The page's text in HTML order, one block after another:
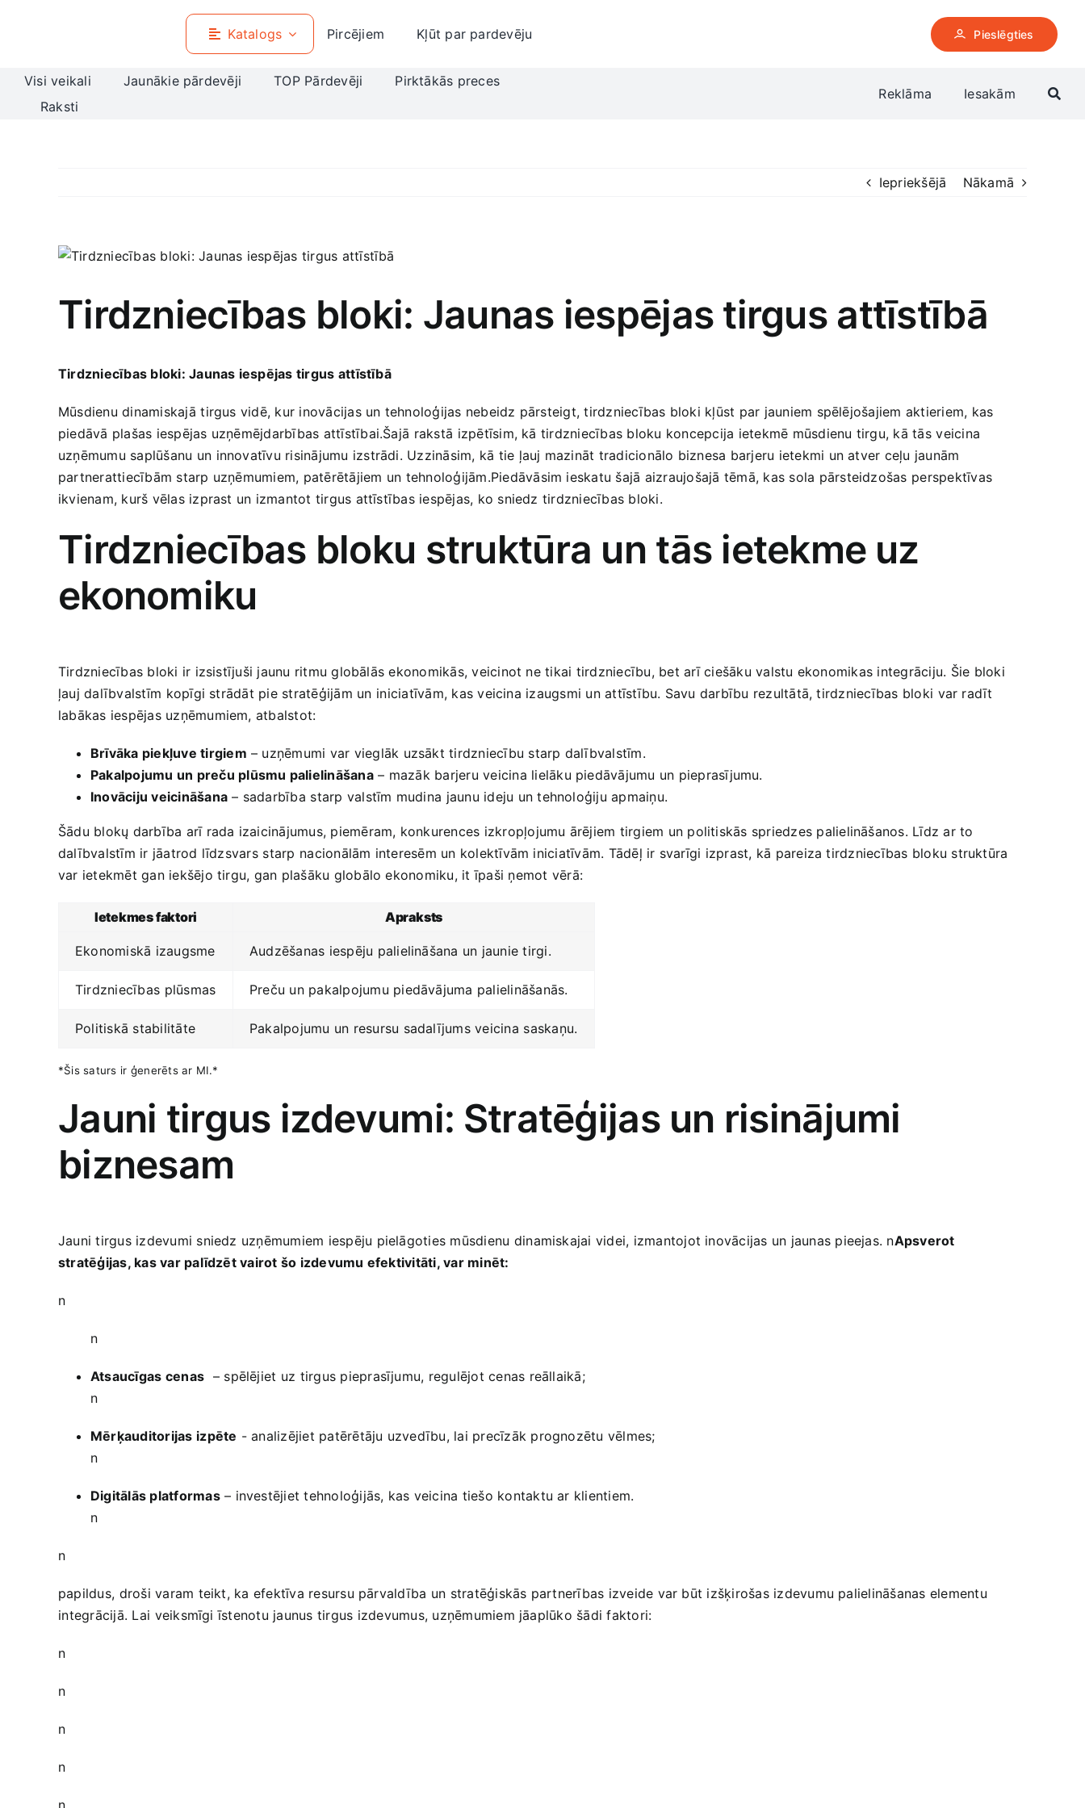
Katalogs Pircējiem Kļūt par pardevēju Pieslēgties
Visi veikali Jaunākie pārdevēji TOP Pārdevēji
Pirktākās preces
Raksti
Reklāma Iesakām
Iepriekšējā Nākamā
View
Image
Tirdzniecības bloki: Jaunas iespējas tirgus attīstībā
Tirdzniecības bloki: Jaunas iespējas tirgus ⁢attīstībā
Mūsdienu ‌dinamiskajā⁤ tirgus vidē, kur inovācijas​ un tehnoloģijas nebeidz pārsteigt, tirdzniecības bloki kļūst par jauniem spēlējošajiem aktieriem,⁣ kas
piedāvā plašas iespējas uzņēmējdarbības attīstībai.Šajā⁣ rakstā ⁢izpētīsim, kā tirdzniecības bloku ⁢koncepcija ietekmē mūsdienu tirgu, kā‍ tās ⁤veicina
uzņēmumu​ saplūšanu ⁢un innovatīvu risinājumu izstrādi. Uzzināsim, kā tie ļauj mazināt tradicionālo biznesa barjeru ​ietekmi un atver ceļu ​jaunām
partnerattiecībām starp uzņēmumiem, patērētājiem un⁢ tehnoloģijām.Piedāvāsim ieskatu šajā aizraujošajā ⁣tēmā, kas ‍sola pārsteidzošas ⁢perspektīvas
ikvienam, kurš ‍vēlas izprast un izmantot tirgus attīstības iespējas, ko sniedz ‌tirdzniecības bloki.
Tirdzniecības bloku​ struktūra un tās ietekme⁣ uz
ekonomiku
Tirdzniecības bloki ir izsistījuši jaunu ritmu globālās ekonomikās,‍ veicinot ne tikai tirdzniecību,⁢ bet arī ciešāku ‍valstu ekonomikas integrāciju. ⁣Šie bloki ​
ļauj dalībvalstīm⁢ kopīgi strādāt pie stratēģijām ⁤un ⁢iniciatīvām, kas veicina izaugsmi un‍ attīstību. ​Savu darbību rezultātā, tirdzniecības ​bloki ⁢var radīt
‌labākas iespējas​ uzņēmumiem, atbalstot:
Brīvāka piekļuve tirgiem – uzņēmumi var vieglāk uzsākt ​tirdzniecību starp dalībvalstīm.
Pakalpojumu‌ un preču plūsmu‍ palielināšana– mazāk⁣ barjeru ​veicina ‌lielāku ​piedāvājumu un pieprasījumu.
Inovāciju veicināšana – sadarbība ⁢starp valstīm mudina ⁣jaunu ‍ideju un tehnoloģiju apmaiņu.
Šādu blokų darbība arī rada izaicinājumus, piemēram, konkurences izkropļojumu ārējiem tirgiem‍ un politiskās spriedzes palielināšanos. Līdz ar to⁣
dalībvalstīm ir jāatrod līdzsvars ⁢starp⁣ nacionālām interesēm un kolektīvām iniciatīvām. Tādēļ ir svarīgi izprast,​ kā pareiza‌ tirdzniecības bloku ‌struktūra
var ​ietekmēt gan ‌iekšējo tirgu, gan plašāku globālo ‌ekonomiku, it īpaši ņemot⁣ vērā:
Ietekmes faktori Apraksts
Ekonomiskā izaugsme Audzēšanas iespēju ​palielināšana un jaunie tirgi.
Tirdzniecības ⁢plūsmas Preču un pakalpojumu piedāvājuma palielināšanās.
Politiskā stabilitāte Pakalpojumu ‍un‍ resursu sadalījums veicina⁤ saskaņu.
*Šis saturs ⁢ir ģenerēts ar MI.*
Jauni tirgus izdevumi: ⁣Stratēģijas un risinājumi
biznesam
Jauni tirgus izdevumi sniedz uzņēmumiem iespēju pielāgoties mūsdienu⁣ dinamiskajai videi, izmantojot inovācijas‍ un jaunas pieejas. nApsverot
stratēģijas, kas var palīdzēt vairot šo izdevumu efektivitāti, var minēt:
n
n
Atsaucīgas ⁤cenas ⁤ – spēlējiet ⁤uz​ tirgus pieprasījumu, regulējot​ cenas‌ reāllaikā;
n
Mērķauditorijas⁢ izpēte ‌- analizējiet patērētāju uzvedību, ‌lai​ precīzāk prognozētu vēlmes;
n
Digitālās platformas– ​investējiet tehnoloģijās, kas veicina tiešo kontaktu ar klientiem.
n
n
papildus,⁢ droši varam teikt, ka efektīva​ resursu pārvaldība un⁤ stratēģiskās partnerības izveide var​ būt izšķirošas izdevumu palielināšanas‍ elementu
⁢integrācijā. Lai⁤ veiksmīgi īstenotu ‍jaunus tirgus⁢ izdevumus, uzņēmumiem jāaplūko šādi faktori:
n
n
n
n
n